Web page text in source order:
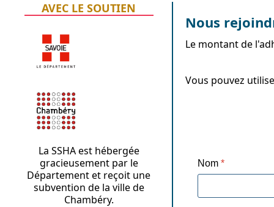
AVEC LE SOUTIEN
La SSHA est hébergée
gracieusement par le
Département et reçoit une
subvention de la ville de
Chambéry.
Nous
Le montant de
Vous pouvez
Nom *